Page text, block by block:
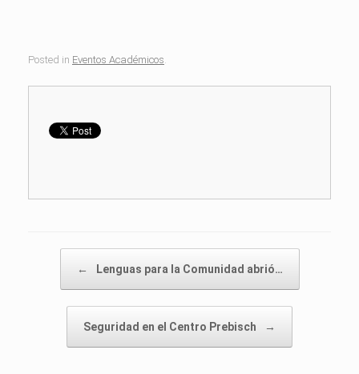
Posted in Eventos Académicos
← Lenguas para la Comunidad abrió…
Seguridad en el Centro Prebisch →